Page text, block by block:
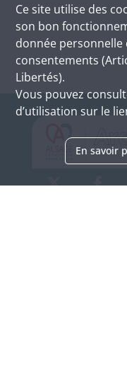
Ce site utilise des
son bon
donnée
consentements
Libertés).
Vous pouvez
d’utilisation sur le
En savoir